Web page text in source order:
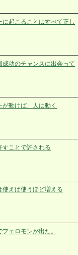
に起こることはすべて正し
成功のチャンスに出会って
が動けば、人は動く
すことで許される
使えば使うほど増える
フェロモンが出た。